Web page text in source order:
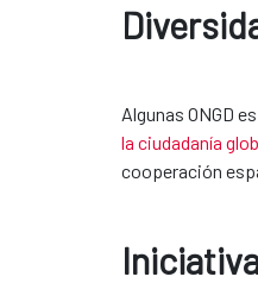
Algunas ONGD
la ciudadanía
cooperación